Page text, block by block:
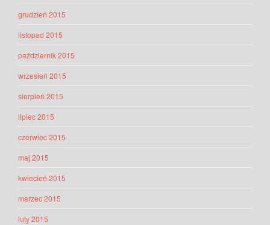
grudzień 2015
listopad 2015
październik 2015
wrzesień 2015
sierpień 2015
lipiec 2015
czerwiec 2015
maj 2015
kwiecień 2015
marzec 2015
luty 2015